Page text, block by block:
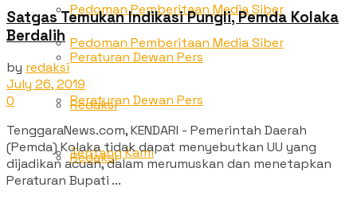
Pedoman Pemberitaan Media Siber
Peraturan Dewan Pers
Redaksi
Pedoman Pemberitaan Media Siber
Peraturan Dewan Pers
Redaksi
Tentang Kami
Satgas Temukan Indikasi Pungli, Pemda Kolaka
Berdalih
by redaksi
July 26, 2019
0
TenggaraNews.com, KENDARI - Pemerintah Daerah
(Pemda) Kolaka tidak dapat menyebutkan UU yang
dijadikan acuan, dalam merumuskan dan menetapkan
Peraturan Bupati ...